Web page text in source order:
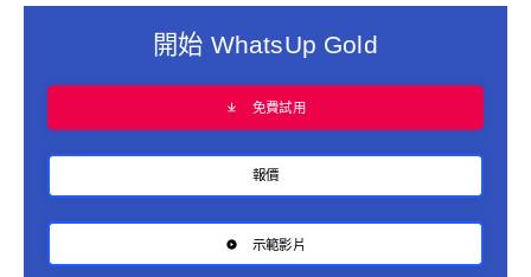
開始 WhatsUp Gold
免費試用
報價
示範影片